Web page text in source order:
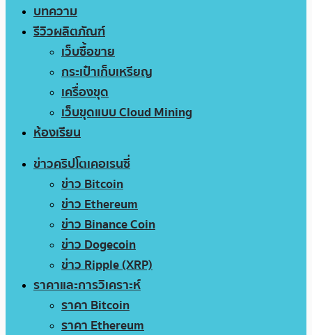
บทความ
รีวิวผลิตภัณฑ์
เว็บซื้อขาย
กระเป๋าเก็บเหรียญ
เครื่องขุด
เว็บขุดแบบ Cloud Mining
ห้องเรียน
ข่าวคริปโตเคอเรนซี่
ข่าว Bitcoin
ข่าว Ethereum
ข่าว Binance Coin
ข่าว Dogecoin
ข่าว Ripple (XRP)
ราคาและการวิเคราะห์
ราคา Bitcoin
ราคา Ethereum